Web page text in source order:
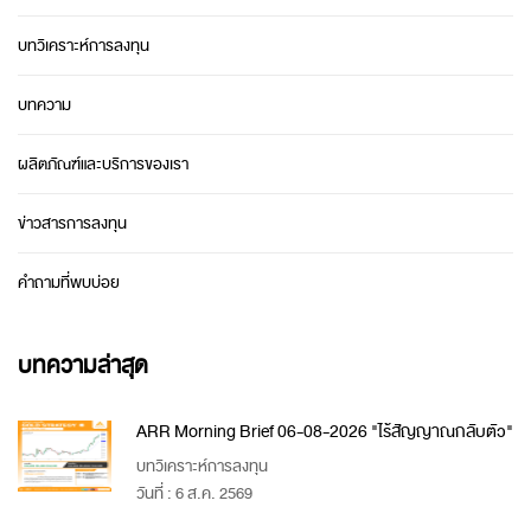
บทวิเคราะห์การลงทุน
บทความ
ผลิตภัณฑ์และบริการของเรา
ข่าวสารการลงทุน
คำถามที่พบบ่อย
บทความล่าสุด
ARR Morning Brief 06-08-2026 "ไร้สัญญาณกลับตัว"
บทวิเคราะห์การลงทุน
วันที่ : 6 ส.ค. 2569